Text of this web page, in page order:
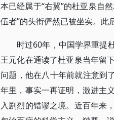
本已经属于“右翼”的杜亚泉自
伍者”的头衔俨然已被坐实。此
时过60年，中国学界重提
王元化在通读了杜亚泉当年留
问题，他在八十年前就注意到
年里，事实一再证明，激进主
入剧烈的错谬之境。近百年来